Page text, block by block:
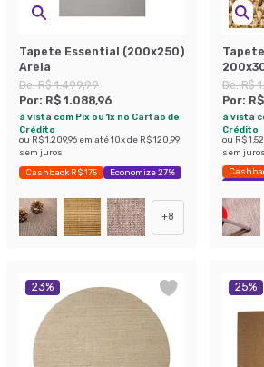
Tapete Essential (200x250)
Areia
De:R$ 1.499,99
Por: R$ 1.088,96
à vista com Pix ou 1x no Cartão de
Crédito
ou R$ 1.209,96 em até10x de R$ 120,99
sem juros
Cashback R$ 175 Economize 27%
+8
De:R$
Por:
à vista
Crédito
ou R$
sem juros
23% 25%